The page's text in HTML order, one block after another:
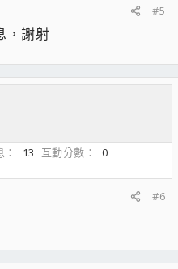
#5
，謝射
13 互動分數
0
#6